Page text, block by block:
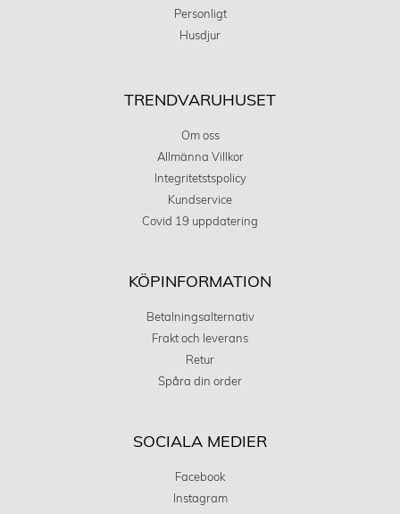
Personligt
Husdjur
TRENDVARUHUSET
Om oss
Allmänna Villkor
Integritetstspolicy
Kundservice
Covid 19 uppdatering
KÖPINFORMATION
Betalningsalternativ
Frakt och leverans
Retur
Spåra din order
SOCIALA MEDIER
Facebook
Instagram